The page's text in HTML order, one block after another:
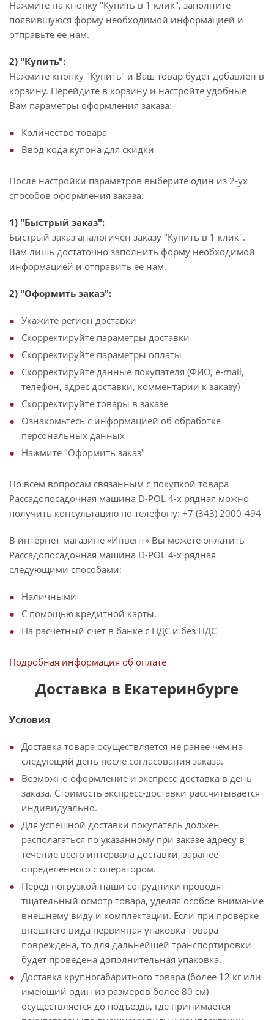
Нажмите на кнопку "Купить в 1 клик", заполните
появившуюся форму необходимой информацией и
отправьте ее нам.
2) "Купить":
Нажмите кнопку "Купить" и Ваш товар будет добавлен в
корзину. Перейдите в корзину и настройте удобные
Вам параметры оформления заказа:
Количество товара
Ввод кода купона для скидки
После настройки параметров выберите один из 2-ух
способов оформления заказа:
1) "Быстрый заказ":
Быстрый заказ аналогичен заказу "Купить в 1 клик".
Вам лишь достаточно заполнить форму необходимой
информацией и отправить ее нам.
2) "Оформить заказ":
Укажите регион доставки
Скорректируйте параметры доставки
Скорректируйте параметры оплаты
Скорректируйте данные покупателя (ФИО, e-mail,
телефон, адрес доставки, комментарии к заказу)
Скорректируйте товары в заказе
Ознакомьтесь с информацией об обработке
персональных данных
Нажмите "Оформить заказ"
По всем вопросам связанным с покупкой товара
Рассадопосадочная машина D-POL 4-х рядная можно
получить консультацию по телефону: +7 (343) 2000-494
В интернет-магазине «Инвент» Вы можете оплатить
Рассадопосадочная машина D-POL 4-х рядная
следующими способами:
Наличными
С помощью кредитной карты.
На расчетный счет в банке с НДС и без НДС
Подробная информация об оплате
Доставка в Екатеринбурге
Условия
Доставка товара осуществляется не ранее чем на
следующий день после согласования заказа.
Возможно оформление и экспресс-доставка в день
заказа. Стоимость экспресс-доставки рассчитывается
индивидуально.
Для успешной доставки покупатель должен
располагаться по указанному при заказе адресу в
течение всего интервала доставки, заранее
определенного с оператором.
Перед погрузкой наши сотрудники проводят
тщательный осмотр товара, уделяя особое внимание
внешнему виду и комплектации. Если при проверке
внешнего вида первичная упаковка товара
повреждена, то для дальнейшей транспортировки
будет проведена дополнительная упаковка.
Доставка крупногабаритного товара (более 12 кг или
имеющий один из размеров более 80 см)
осуществляется до подъезда, где принимается